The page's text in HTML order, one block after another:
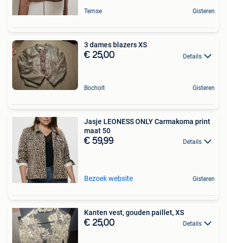
Temse Gisteren
3 dames blazers XS
€ 25,00 Details
Bocholt Gisteren
Jasje LEONESS ONLY Carmakoma print
maat 50
€ 59,99 Details
Bezoek website Gisteren
Kanten vest, gouden paillet, XS
€ 25,00 Details